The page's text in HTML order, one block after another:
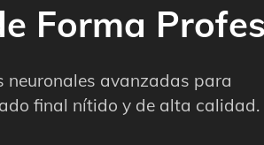
Forma
neuronales avanzadas para
final nítido y de alta calidad.